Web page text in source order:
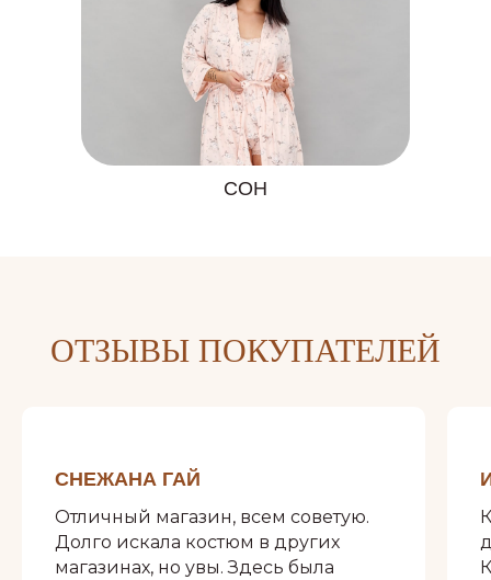
СОН
ОТЗЫВЫ ПОКУПАТЕЛЕЙ
СНЕЖАНА ГАЙ
Отличный магазин, всем советую.
Долго искала костюм в других
магазинах, но увы. Здесь была